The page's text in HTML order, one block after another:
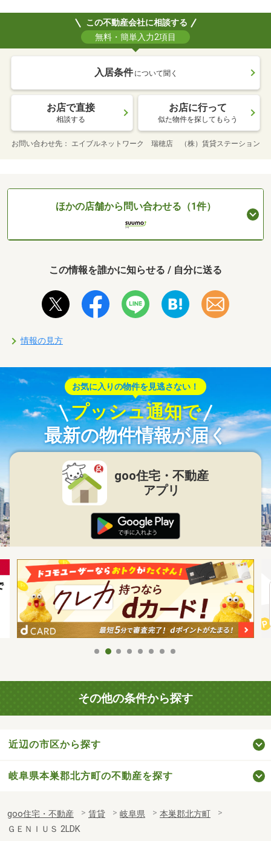
この不動産会社に相談する
無料・簡単入力2項目
入居条件 について聞く
お店で直接
相談する
お店に行って
似た物件を探してもらう
お問い合わせ先 エイブルネットワーク 瑞穂店 （株）賃貸ステーション
ほかの店舗から問い合わせる（1件）
この情報を誰かに知らせる / 自分に送る
情報の見方
お気に入りの物件を見逃さない！
プッシュ通知で
最新の物件情報が届く
goo住宅・不動産
アプリ
その他の条件から探す
近辺の市区から探す
岐阜県本巣郡北方町の不動産を探す
goo住宅・不動産 賃貸 岐阜県
本巣郡北方町
ＧＥＮＩＵＳ 2LDK